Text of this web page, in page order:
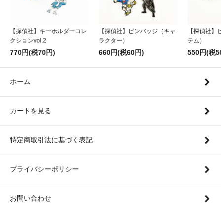
【探偵社】キーホルダーコレ
クションvol.2
770円(税70円)
【探偵社】ピンバッジ（キャ
ラクター）
660円(税60円)
【探偵社】
テム）
550円(税
ホーム
カートを見る
特定商取引法に基づく表記
プライバシーポリシー
お問い合わせ